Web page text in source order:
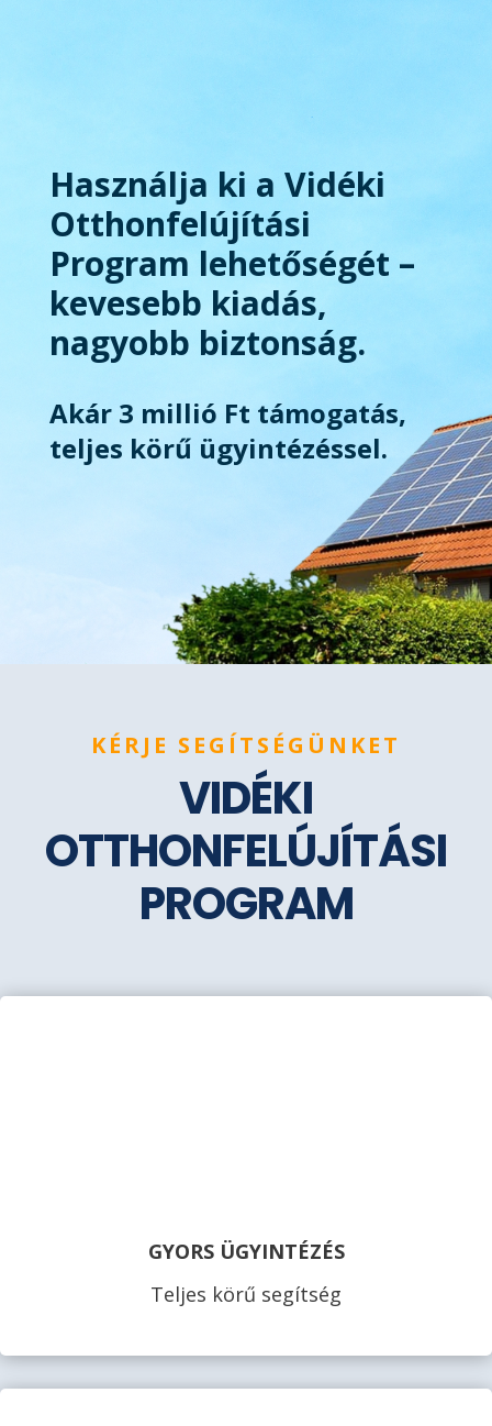
Használja ki a Vidéki
Otthonfelújítási
Program lehetőségét –
kevesebb kiadás,
nagyobb biztonság.
Akár 3 millió Ft támogatás,
teljes körű ügyintézéssel.
KÉRJE SEGÍTSÉGÜNKET
VIDÉKI
OTTHONFELÚJÍTÁSI
PROGRAM
GYORS ÜGYINTÉZÉS
Teljes körű segítség